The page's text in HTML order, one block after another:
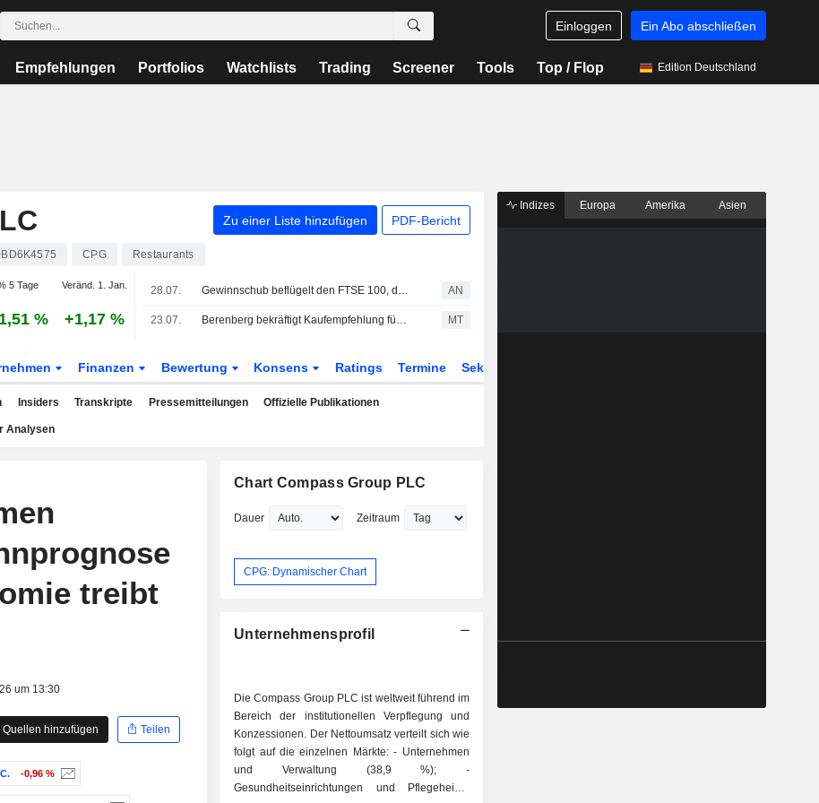
Einloggen Ein Abo abschließen
Empfehlungen Portfolios Watchlists Trading Screener Tools Top / Flop Edition Deutschland
Zu einer Liste hinzufügen PDF-Bericht
CPG Restaurants
5 Tage Veränd. 1. Jan.
% +1,17 %
28.07. Gewinnschub beflügelt den FTSE 100, da Ölpreis nachgibt AN
23.07. Berenberg bekräftigt Kaufempfehlung für Compass Group und Kursziel angesichts der Wachstumsaussichten MT
Finanzen Bewertung Konsens Ratings Termine Sektor
Insiders Transkripte Pressemitteilungen Offizielle Publikationen
Analysen
treibt
um 13:30
hinzufügen
Teilen
-0,96 %
Chart Compass Group PLC
Dauer Zeitraum
CPG: Dynamischer Chart
Unternehmensprofil
Die Compass Group PLC ist weltweit führend im
Bereich der institutionellen Verpflegung und
Konzessionen. Der Nettoumsatz verteilt sich wie
folgt auf die einzelnen Märkte: - Unternehmen
und Verwaltung (38,9 %); -
Gesundheitseinrichtungen und Pflegeheime
Indizes Europa Amerika Asien